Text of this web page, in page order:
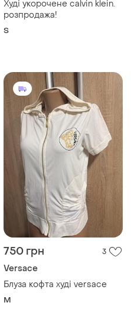
Худі укорочене calvin klein.
розпродажа!
S
750 грн 3
Versace
Блуза кофта худі versace
M